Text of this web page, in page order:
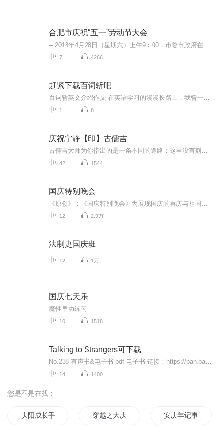
合肥市庆祝“五一”劳动节大会
7 4266
赶紧下载百词斩吧
1 8
庆祝宁静【印】古儒吉
42 1544
国庆特别晚会
12 2.9万
法制史国庆班
12 1万
国庆七天乐
魔性早功练习
10 1518
Talking to Strangers可下载
14 1400
您是不是在找：
庆阳成长手札 穿越之大庆帝国 安庆年记事